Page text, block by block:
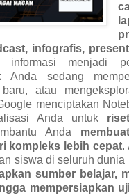
infografis,
informasi menjadi
Anda sedang
atau
menciptakan
Anda untuk
Anda
kompleks lebih cepat.
siswa di seluruh dunia
sumber belajar,
mempersiapkan